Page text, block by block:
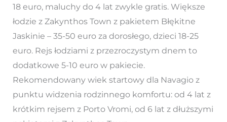
18 euro, maluchy do 4 lat zwykle gratis. Większe
łodzie z Zakynthos Town z pakietem Błękitne
Jaskinie – 35-50 euro za dorosłego, dzieci 18-25
euro. Rejs łodziami z przezroczystym dnem to
dodatkowe 5-10 euro w pakiecie.
Rekomendowany wiek startowy dla Navagio z
punktu widzenia rodzinnego komfortu: od 4 lat z
krótkim rejsem z Porto Vromi, od 6 lat z dłuższymi